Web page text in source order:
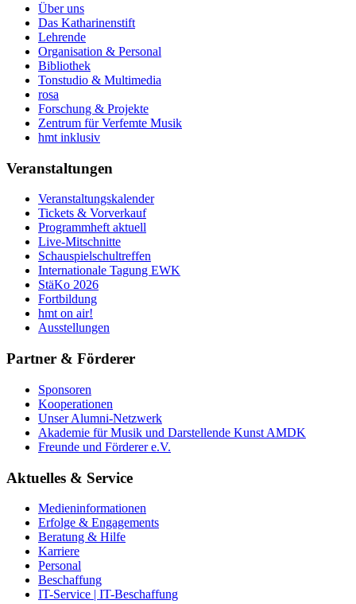
Über uns
Das Katharinenstift
Lehrende
Organisation & Personal
Bibliothek
Tonstudio & Multimedia
rosa
Forschung & Projekte
Zentrum für Verfemte Musik
hmt inklusiv
Veranstaltungen
Veranstaltungskalender
Tickets & Vorverkauf
Programmheft aktuell
Live-Mitschnitte
Schauspielschultreffen
Internationale Tagung EWK
StäKo 2026
Fortbildung
hmt on air!
Ausstellungen
Partner & Förderer
Sponsoren
Kooperationen
Unser Alumni-Netzwerk
Akademie für Musik und Darstellende Kunst AMDK
Freunde und Förderer e.V.
Aktuelles & Service
Medieninformationen
Erfolge & Engagements
Beratung & Hilfe
Karriere
Personal
Beschaffung
IT-Service | IT-Beschaffung